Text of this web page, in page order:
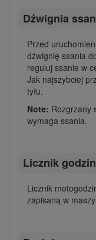
Dźwignia
Przed
dźwignię ssania
reguluj ssanie w
Jak najszybciej
tyłu.
Note: Rozgrzany
wymaga ssania.
Licznik godzin
Licznik
zapisaną w